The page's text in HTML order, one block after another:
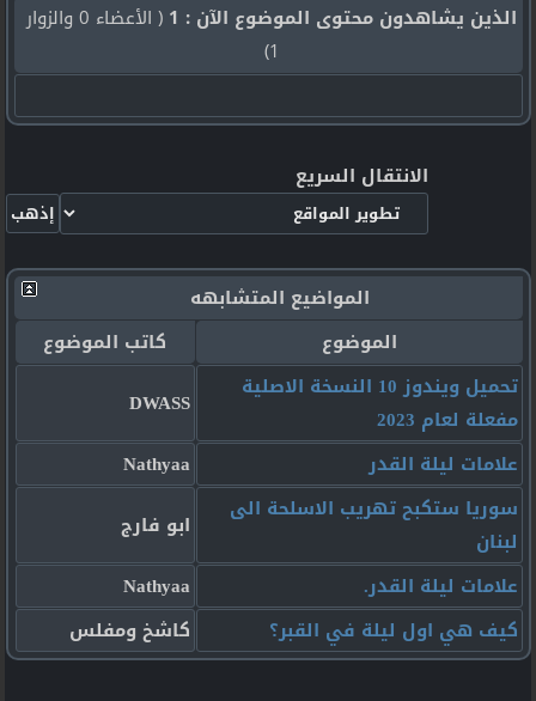
الذين يشاهدون محتوى الموضوع الآن : 1
( الأعضاء 0 والزوار
1)
الانتقال السريع
المواضيع المتشابهه
الموضوع
كاتب الموضوع
تحميل ويندوز 10 النسخة الاصلية
مفعلة لعام 2023
DWASS
علامات ليلة القدر
Nathyaa
سوريا ستكبح تهريب الاسلحة الى
لبنان
ابو فارج
علامات ليلة القدر.
Nathyaa
كيف هي اول ليلة في القبر؟
كاشخ ومفلس